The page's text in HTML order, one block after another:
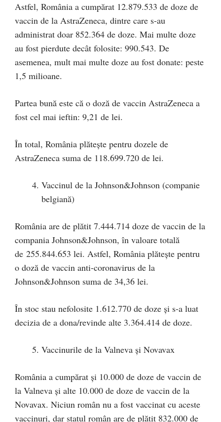
Astfel, România a cumpărat 12.879.533 de doze de
vaccin de la AstraZeneca, dintre care s-au
administrat doar 852.364 de doze. Mai multe doze
au fost pierdute decât folosite: 990.543. De
asemenea, mult mai multe doze au fost donate: peste
1,5 milioane.
Partea bună este că o doză de vaccin AstraZeneca a
fost cel mai ieftin: 9,21 de lei.
În total, România plătește pentru dozele de
AstraZeneca suma de 118.699.720 de lei.
Vaccinul de la Johnson&Johnson (companie
belgiană)
România are de plătit 7.444.714 doze de vaccin de la
compania Johnson&Johnson, în valoare totală
de 255.844.653 lei. Astfel, România plătește pentru
o doză de vaccin anti-coronavirus de la
Johnson&Johnson suma de 34,36 lei.
În stoc stau nefolosite 1.612.770 de doze și s-a luat
decizia de a dona/revinde alte 3.364.414 de doze.
Vaccinurile de la Valneva și Novavax
România a cumpărat și 10.000 de doze de vaccin de
la Valneva și alte 10.000 de doze de vaccin de la
Novavax. Niciun român nu a fost vaccinat cu aceste
vaccinuri, dar statul român are de plătit 832.000 de